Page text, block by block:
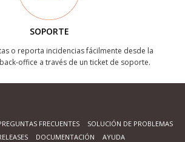
SOPORTE
o reporta incidencias fácilmente desde la
office a través de un ticket de soporte.
FRECUENTES
SOLUCIÓN DE PROBLEMAS
DOCUMENTACIÓN AYUDA